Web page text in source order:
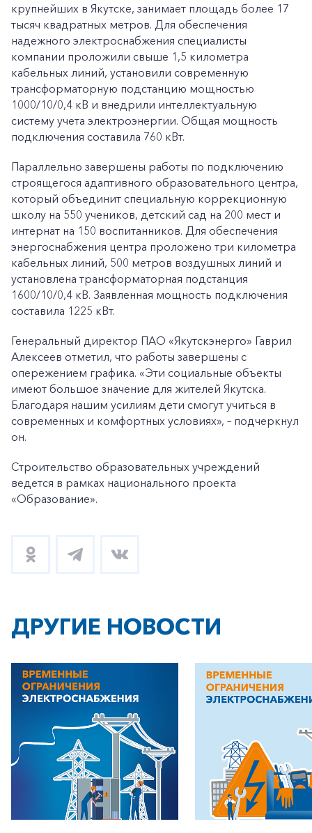
+7-800-700-24-57
Заказать обратный звонок
Частным клиентам
Корпоративным клиентам
крупнейших в Якутске, занимает площадь более 17
тысяч квадратных метров. Для обеспечения
надежного электроснабжения специалисты
компании проложили свыше 1,5 километра
кабельных линий, установили современную
трансформаторную подстанцию мощностью
1000/10/0,4 кВ и внедрили интеллектуальную
систему учета электроэнергии. Общая мощность
подключения составила 760 кВт.
Параллельно завершены работы по подключению
строящегося адаптивного образовательного центра,
который объединит специальную коррекционную
школу на 550 учеников, детский сад на 200 мест и
интернат на 150 воспитанников. Для обеспечения
энергоснабжения центра проложено три километра
кабельных линий, 500 метров воздушных линий и
установлена трансформаторная подстанция
1600/10/0,4 кВ. Заявленная мощность подключения
составила 1225 кВт.
Генеральный директор ПАО «Якутскэнерго» Гаврил
Алексеев отметил, что работы завершены с
опережением графика. «Эти социальные объекты
имеют большое значение для жителей Якутска.
Благодаря нашим усилиям дети смогут учиться в
современных и комфортных условиях», – подчеркнул
он.
Строительство образовательных учреждений
ведется в рамках национального проекта
«Образование».
ДРУГИЕ НОВОСТИ